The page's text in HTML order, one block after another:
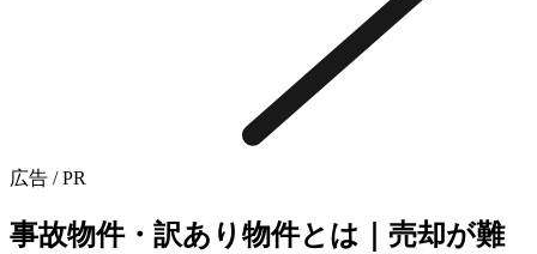
広告 / PR
事故物件・訳あり物件とは｜売却が難